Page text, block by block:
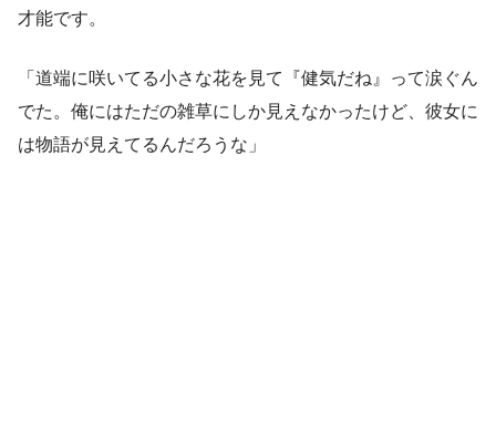
才能です。
「道端に咲いてる小さな花を見て『健気だね』って涙ぐん
でた。俺にはただの雑草にしか見えなかったけど、彼女に
は物語が見えてるんだろうな」